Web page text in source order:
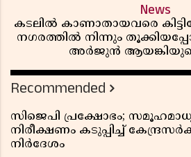
News
കടലിൽ കാണാതായവരെ
നഗരത്തിൽ നിന്നും
അർജുൻ
Recommended
സിജെപി പ്രക്ഷോഭം;
നിരീക്ഷണം കടുപ്പിച്ച്
നിർദേശം